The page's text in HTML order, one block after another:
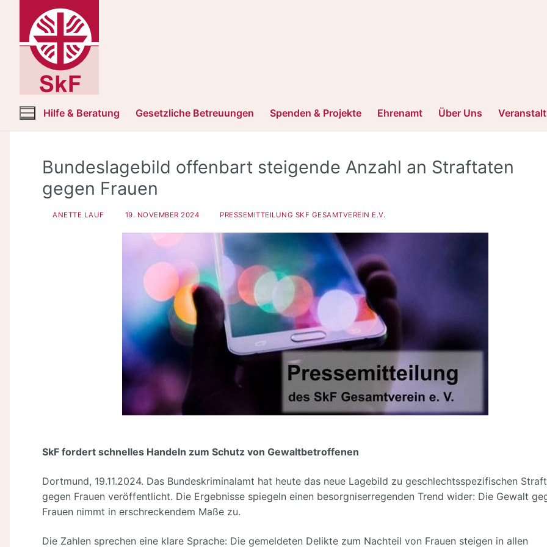
springen
Hilfe & Beratung Gesetzliche Betreuungen Spenden & Projekte Ehrenamt Über Uns
Bundeslagebild offenbart steigende Anzahl an Straftaten
gegen Frauen
ANETTE LAUF 19. NOVEMBER 2024 PRESSEMITTEILUNG SKF GESAMTVEREIN E.V.
SkF fordert schnelles Handeln zum Schutz von Gewaltbetroffenen
Dortmund, 19.11.2024. Das Bundeskriminalamt hat heute das neue Lagebild zu geschlechtsspezifischen
gegen Frauen veröffentlicht. Die Ergebnisse spiegeln einen besorgniserregenden Trend wider: Die Gewalt
Frauen nimmt in erschreckendem Maße zu.
Die Zahlen sprechen eine klare Sprache: Die gemeldeten Delikte zum Nachteil von Frauen steigen in allen